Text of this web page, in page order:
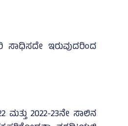
ಇರುವುದರಿಂದ
2022-23ನೇ ಸಾಲಿನ